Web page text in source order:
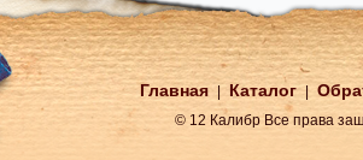
Главная Каталог
© 12 Калибр Все права